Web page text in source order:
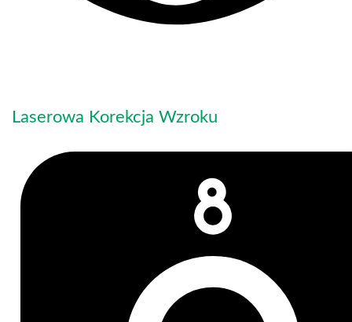
Laserowa Korekcja Wzroku